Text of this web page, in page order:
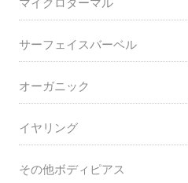
マイクロダーマル
サーフェイスバーベル
オーガニック
イヤリング
その他ボディピアス